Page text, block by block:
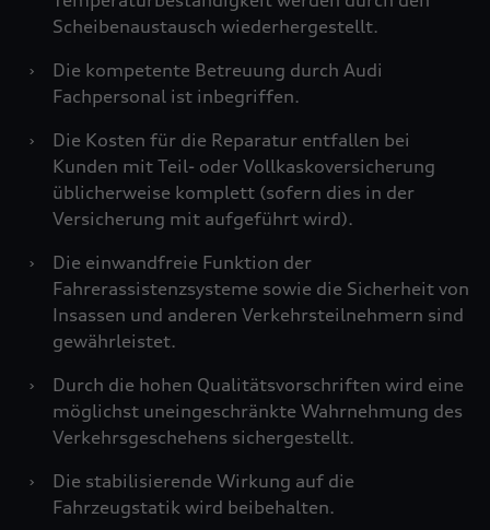
Scheibenaustausch wiederhergestellt.
›
Die kompetente Betreuung durch Audi
Fachpersonal ist inbegriffen.
›
Die Kosten für die Reparatur entfallen bei
Kunden mit Teil- oder Vollkaskoversicherung
üblicherweise komplett (sofern dies in der
Versicherung mit aufgeführt wird).
›
Die einwandfreie Funktion der
Fahrerassistenzsysteme sowie die Sicherheit von
Insassen und anderen Verkehrsteilnehmern sind
gewährleistet.
›
Durch die hohen Qualitätsvorschriften wird eine
möglichst uneingeschränkte Wahrnehmung des
Verkehrsgeschehens sichergestellt.
›
Die stabilisierende Wirkung auf die
Fahrzeugstatik wird beibehalten.